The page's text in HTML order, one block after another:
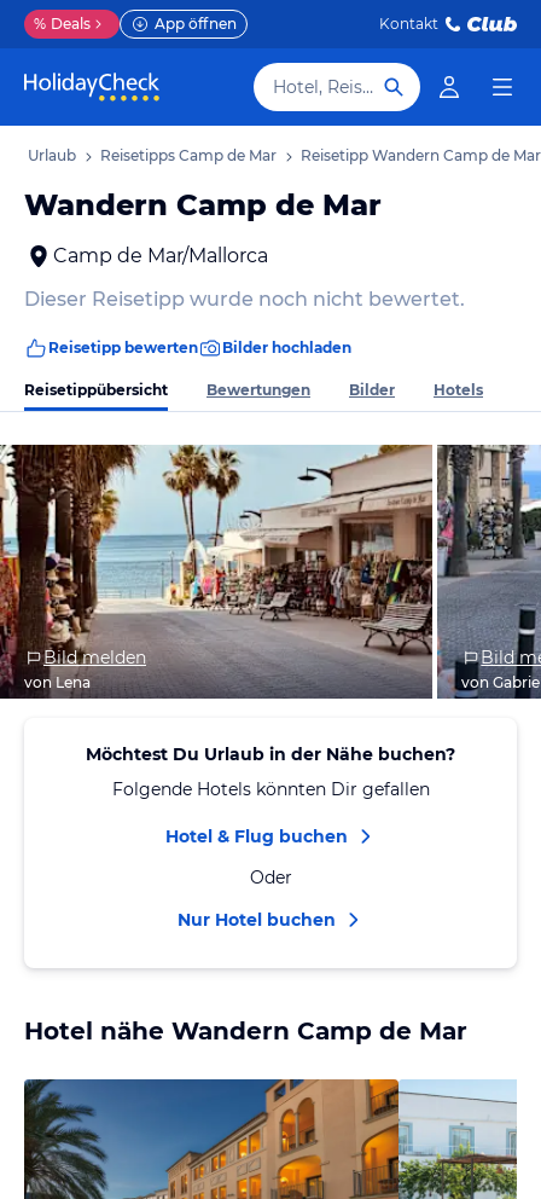
% Deals App öffnen Kontakt
Hotel, Reiseziel
Urlaub Reisetipps Camp de Mar Reisetipp Wandern Camp de Mar
Wandern Camp de Mar
Camp de Mar/Mallorca
Dieser Reisetipp wurde noch nicht bewertet.
Reisetipp bewerten Bilder hochladen
Reisetippübersicht Bewertungen Bilder Hotels
Bild melden
von Lena
Bild
von
Möchtest Du Urlaub in der Nähe buchen?
Folgende Hotels könnten Dir gefallen
Hotel & Flug buchen
Oder
Nur Hotel buchen
Hotel nähe Wandern Camp de Mar